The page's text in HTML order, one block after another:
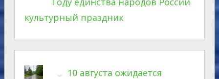
культурный праздник
10 августа ожидается